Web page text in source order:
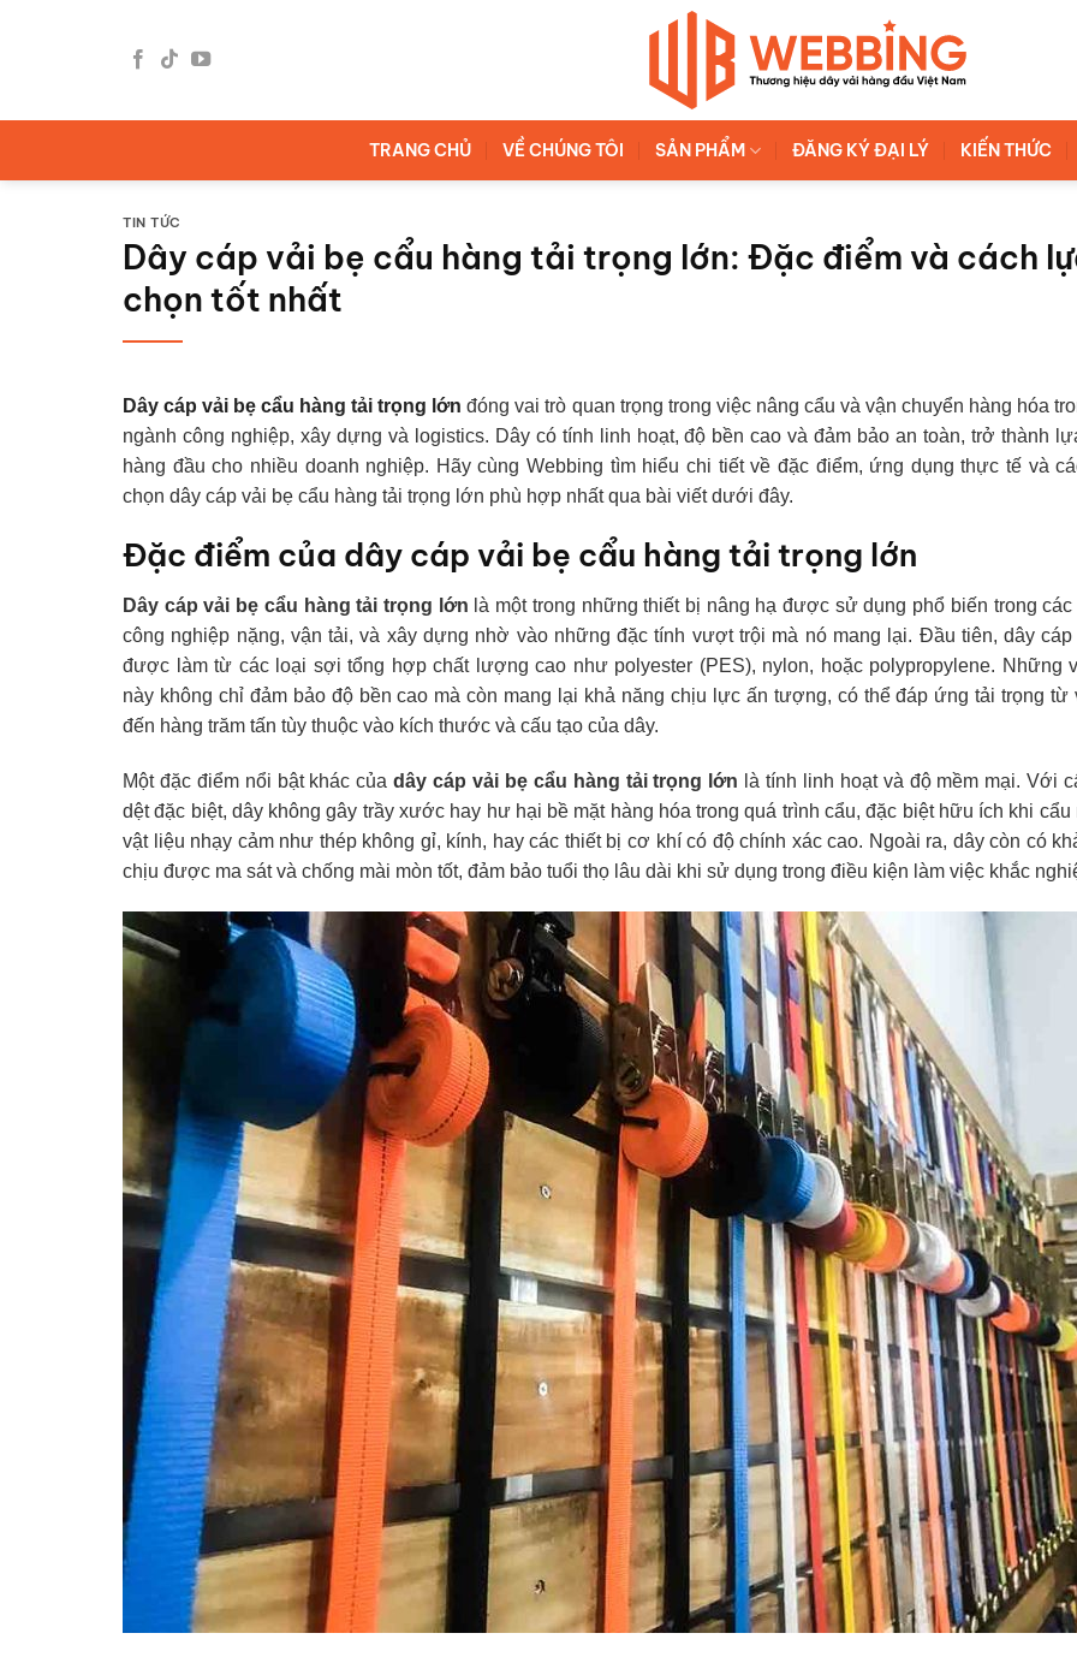
TRANG CHỦ VỀ CHÚNG TÔI SẢN PHẨM ĐĂNG KÝ ĐẠI LÝ KIẾN THỨC
TIN TỨC
Dây cáp vải bẹ cẩu hàng tải trọng lớn: Đặc điểm và cách
chọn tốt nhất
Dây cáp vải bẹ cẩu hàng tải trọng lớn đóng vai trò quan trọng trong việc nâng cẩu và vận chuyển hàng hóa
ngành công nghiệp, xây dựng và logistics. Dây có tính linh hoạt, độ bền cao và đảm bảo an toàn, trở thành
hàng đầu cho nhiều doanh nghiệp. Hãy cùng Webbing tìm hiểu chi tiết về đặc điểm, ứng dụng thực tế và
chọn dây cáp vải bẹ cẩu hàng tải trọng lớn phù hợp nhất qua bài viết dưới đây.
Đặc điểm của dây cáp vải bẹ cẩu hàng tải trọng lớn
Dây cáp vải bẹ cẩu hàng tải trọng lớn là một trong những thiết bị nâng hạ được sử dụng phổ biến trong các
công nghiệp nặng, vận tải, và xây dựng nhờ vào những đặc tính vượt trội mà nó mang lại. Đầu tiên, dây
được làm từ các loại sợi tổng hợp chất lượng cao như polyester (PES), nylon, hoặc polypropylene. Những
này không chỉ đảm bảo độ bền cao mà còn mang lại khả năng chịu lực ấn tượng, có thể đáp ứng tải trọng từ
đến hàng trăm tấn tùy thuộc vào kích thước và cấu tạo của dây.
Một đặc điểm nổi bật khác củadây cáp vải bẹ cẩu hàng tải trọng lớn là tính linh hoạt và độ mềm mại. Với
dệt đặc biệt, dây không gây trầy xước hay hư hại bề mặt hàng hóa trong quá trình cẩu, đặc biệt hữu ích khi cẩu
vật liệu nhạy cảm như thép không gỉ, kính, hay các thiết bị cơ khí có độ chính xác cao. Ngoài ra, dây còn có
chịu được ma sát và chống mài mòn tốt, đảm bảo tuổi thọ lâu dài khi sử dụng trong điều kiện làm việc khắc